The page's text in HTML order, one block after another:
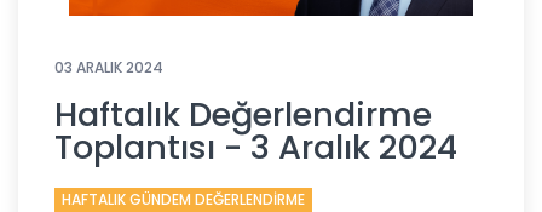
03 ARALIK 2024
Haftalık Değerlendirme
Toplantısı - 3 Aralık 2024
HAFTALIK GÜNDEM DEĞERLENDİRME